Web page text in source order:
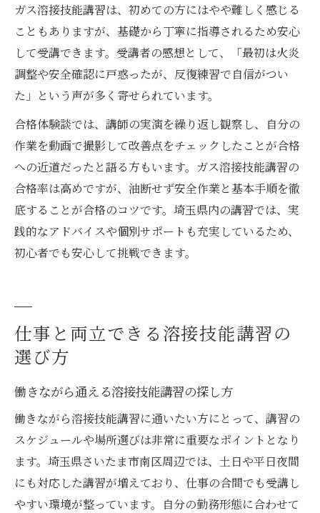
ガス溶接技能講習は、初めての方にはやや難しく感じる
こともありますが、基礎から丁寧に指導されるため安心
して受講できます。受講者の感想として、「最初は火炎
調整や安全確認に戸惑ったが、反復練習で自信がつい
た」という声が多く寄せられています。
合格体験談では、講師の実演を繰り返し観察し、自分の
作業を動画で撮影して改善点をチェックしたことが合格
への近道だったと語る方もいます。ガス溶接技能講習の
合格率は高めですが、油断せず安全作業と基本手順を徹
底することが合格のコツです。埼玉県内の講習では、実
践的なアドバイスや個別サポートも充実しているため、
初心者でも安心して挑戦できます。
仕事と両立できる溶接技能講習の
選び方
働きながら通える溶接技能講習の探し方
働きながら溶接技能講習に通いたい方にとって、講習の
スケジュールや場所選びは非常に重要なポイントとなり
ます。埼玉県さいたま市南区周辺では、土日や平日夜間
にも対応した講習が増えており、仕事の合間でも受講し
やすい環境が整っています。自分の勤務形態に合わせて